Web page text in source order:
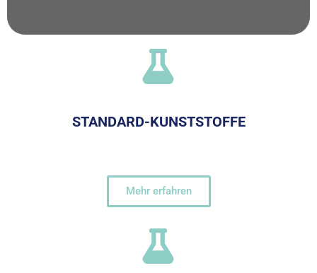
STANDARD-KUNSTSTOFFE
Mehr erfahren